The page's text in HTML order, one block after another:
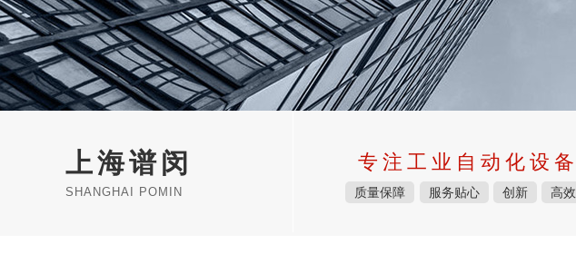
上海谱闵
SHANGHAI POMIN
专注工业自动化设备
质量保障 服务贴心 创新 高效